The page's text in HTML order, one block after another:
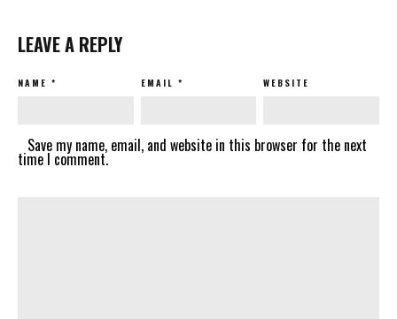
LEAVE A REPLY
NAME * EMAIL * WEBSITE
Save my name, email, and website in this browser for the next
time I comment.